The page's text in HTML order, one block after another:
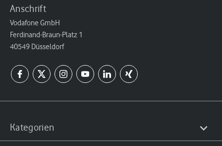
Anschrift
Vodafone GmbH
Ferdinand-Braun-Platz 1
40549 Düsseldorf
Kategorien